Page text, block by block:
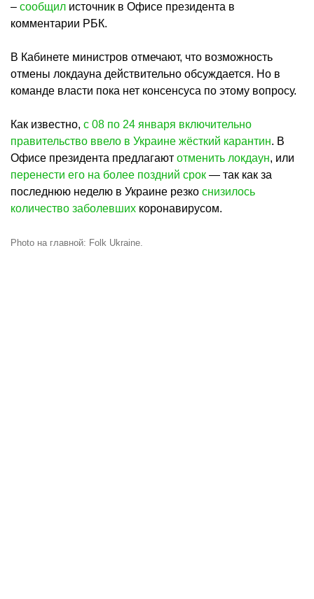
– сообщил источник в Офисе президента в
комментарии РБК.
В Кабинете министров отмечают, что возможность
отмены локдауна действительно обсуждается. Но в
команде власти пока нет консенсуса по этому вопросу.
Как известно, с 08 по 24 января включительно
правительство ввело в Украине жёсткий карантин. В
Офисе президента предлагают отменить локдаун, или
перенести его на более поздний срок — так как за
последнюю неделю в Украине резко снизилось
количество заболевших коронавирусом.
Photo на главной: Folk Ukraine.